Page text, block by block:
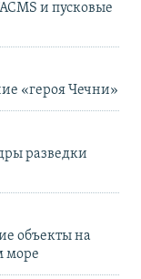
и пусковые
«героя Чечни»
разведки
объекты на
море